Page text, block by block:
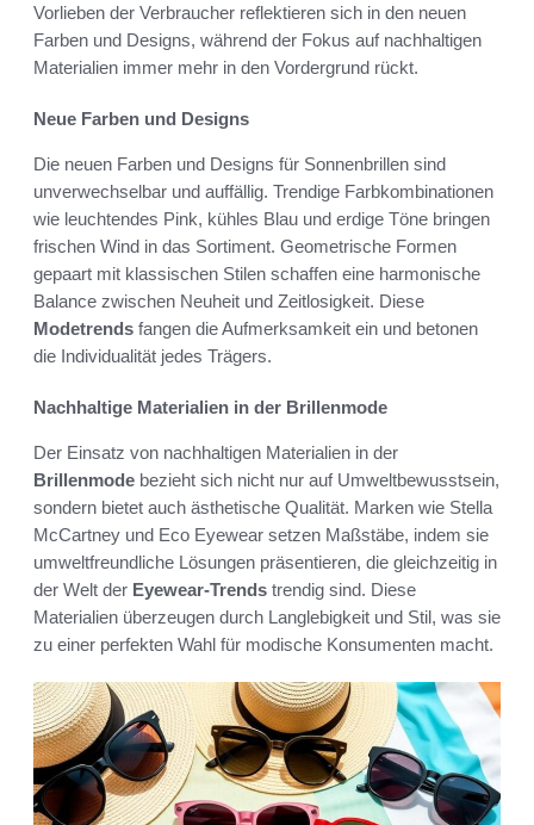
Vorlieben der Verbraucher reflektieren sich in den neuen
Farben und Designs, während der Fokus auf nachhaltigen
Materialien immer mehr in den Vordergrund rückt.
Neue Farben und Designs
Die neuen Farben und Designs für Sonnenbrillen sind
unverwechselbar und auffällig. Trendige Farbkombinationen
wie leuchtendes Pink, kühles Blau und erdige Töne bringen
frischen Wind in das Sortiment. Geometrische Formen
gepaart mit klassischen Stilen schaffen eine harmonische
Balance zwischen Neuheit und Zeitlosigkeit. Diese
Modetrends fangen die Aufmerksamkeit ein und betonen
die Individualität jedes Trägers.
Nachhaltige Materialien in der Brillenmode
Der Einsatz von nachhaltigen Materialien in der
Brillenmode bezieht sich nicht nur auf Umweltbewusstsein,
sondern bietet auch ästhetische Qualität. Marken wie Stella
McCartney und Eco Eyewear setzen Maßstäbe, indem sie
umweltfreundliche Lösungen präsentieren, die gleichzeitig in
der Welt der Eyewear-Trends trendig sind. Diese
Materialien überzeugen durch Langlebigkeit und Stil, was sie
zu einer perfekten Wahl für modische Konsumenten macht.